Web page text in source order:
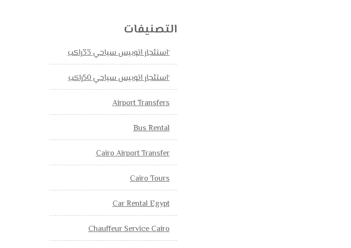
التصنيفات
‘استئجار اتوبيس سياحي 33راكب
‘استئجار اتوبيس سياحي 50راكب
Airport Transfers
Bus Rental
Cairo Airport Transfer
Cairo Tours
Car Rental Egypt
Chauffeur Service Cairo